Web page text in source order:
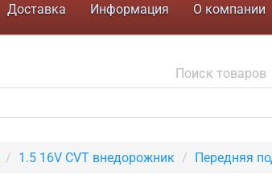
Доставка Информация О компании
1.5 16V CVT внедорожник Передняя